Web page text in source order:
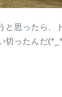
と思ったら、
切ったんだ